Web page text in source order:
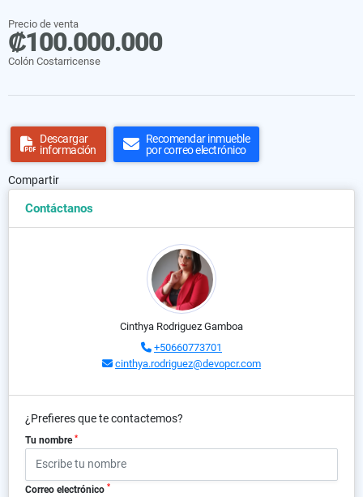
Precio de venta
₡100.000.000
Colón Costarricense
Descargar
información
Recomendar inmueble
por correo electrónico
Compartir
Contáctanos
Cinthya Rodriguez Gamboa
+50660773701
cinthya.rodriguez@devopcr.com
¿Prefieres que te contactemos?
Tu nombre *
Correo electrónico *